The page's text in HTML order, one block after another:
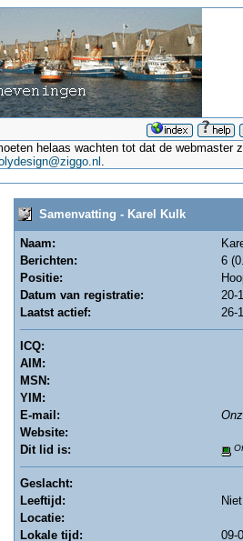
helaas wachten tot dat de
.
Samenvatting - Karel Kulk
Naam:
Berichten:
6
Positie:
Datum van registratie:
20-
Laatst actief:
26-
ICQ:
AIM:
MSN:
YIM:
E-mail:
Website:
Dit lid is:
Geslacht:
Leeftijd:
Locatie:
Lokale tijd:
09-